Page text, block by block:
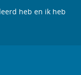
heb en ik heb